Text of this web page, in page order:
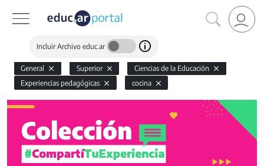
Incluir Archivo educ.ar
General Superior
Ciencias de la Educación
Experiencias pedagógicas
cocina